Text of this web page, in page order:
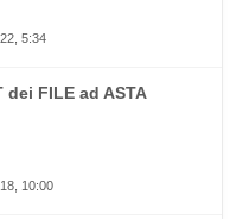
5:34
dei FILE ad ASTA
10:00